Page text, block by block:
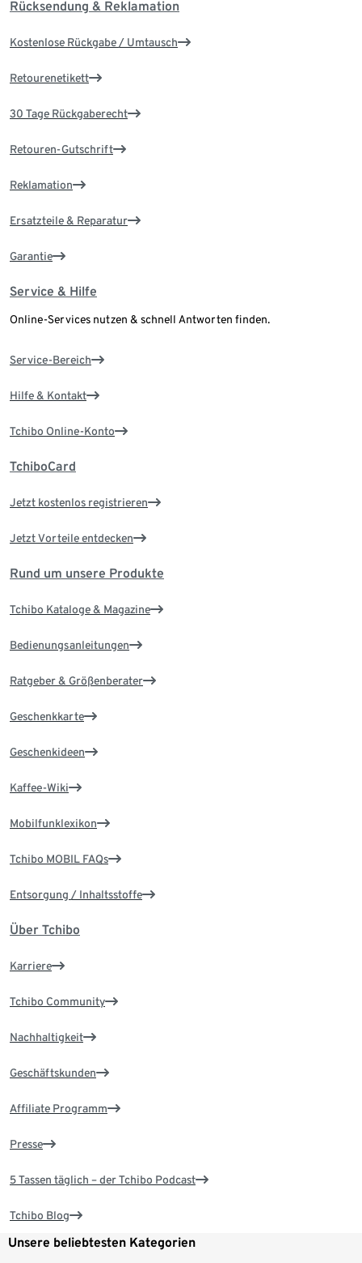
Rücksendung & Reklamation
Kostenlose Rückgabe / Umtausch
Retourenetikett
30 Tage Rückgaberecht
Retouren-Gutschrift
Reklamation
Ersatzteile & Reparatur
Garantie
Service & Hilfe
Online-Services nutzen & schnell Antworten finden.
Service-Bereich
Hilfe & Kontakt
Tchibo Online-Konto
TchiboCard
Jetzt kostenlos registrieren
Jetzt Vorteile entdecken
Rund um unsere Produkte
Tchibo Kataloge & Magazine
Bedienungsanleitungen
Ratgeber & Größenberater
Geschenkkarte
Geschenkideen
Kaffee-Wiki
Mobilfunklexikon
Tchibo MOBIL FAQs
Entsorgung / Inhaltsstoffe
Über Tchibo
Karriere
Tchibo Community
Nachhaltigkeit
Geschäftskunden
Affiliate Programm
Presse
5 Tassen täglich – der Tchibo Podcast
Tchibo Blog
Unsere beliebtesten Kategorien